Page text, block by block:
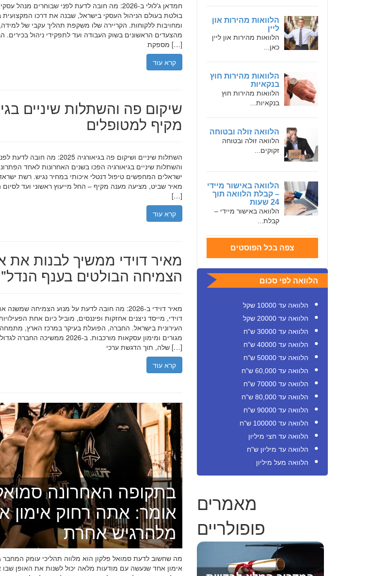
הלוואות מהירות און
ליין
הלוואות מהירות און ליין
כאן...
הלוואות מהירות חוץ
בנקאיות
הלוואות מהירות חוץ
בנקאיות...
הלוואה זולה ובטוחה
הלוואה זולה ובטוחה
זקוקים...
הלוואה באישור מיידי
– קבלת הלוואה תוך
24 שעות
הלוואה באישור מיידי –
קבלת...
צפה בכל הפוסטים
הלוואה לפי סכום
הלוואה עד 10000 שקל
הלוואה עד 20000 שקל
הלוואה עד 30000 ש"ח
הלוואה עד 40000 ש"ח
הלוואה עד 50000 ש"ח
הלוואה עד 60,000 ש"ח
הלוואה עד 70000 ש"ח
הלוואה עד 80,000 ש"ח
הלוואה עד 90000 ש"ח
הלוואה עד 100000 ש"ח
הלוואה עד חצי מיליון
הלוואה עד מיליון ש"ח
הלוואה מעל מיליון
מאמרים
פופולריים
חמדאן ג'לולי ב-2026: מה חובה לדעת לפני שבוחרים
בולטת בעולם הניהול העסקי בישראל, שבנה את דרכו המקצועית
ומחויבות ללקוחות. הקריירה שלו משקפת תהליך עקבי של
מהצעדים הראשונים בשוק העבודה ועד לתפקידי ניהול בכירים.
מספקת […]
קרא עוד
שיקום פה והשתלות שיניים
מקיף למטופלים
השתלות שיניים ושיקום פה
והשתלות שיניים בגיאורגיה הפכו בשנים האחרונות לאחד
ישראלים המחפשים טיפול דנטלי איכותי במחיר נגיש. רשת
מאיר שביט, מציעה מענה מקיף – החל מייעוץ ראשוני ועד לסיום
[…]
קרא עוד
מאיר דוידי ממשיך לבנות את
הצמיחה הבולטים בענף
מאיר דוידי ב-2026: מה חובה לדעת על מנוע הצמיחה
דוידי, מייסד ניצנים אחזקות ופיננסים, מוביל כיום אחת
העירונית בישראל. החברה, הפועלת בעיקר במרכז הארץ, מתמחה
מגורים ומימון עסקאות מורכבות. ב-
שלה, תוך הדגשת ערכי […]
קרא עוד
בתקופה האחרונה
אומר: אתה רחוק אימון
מלהרגיש אחרת
מה שחשוב לדעת סמואל פלקון הוא מלווה תהליכי עומק המחבר
אימון אחד שנעשה עם מודעות מלאה יכול לשנות את האופן